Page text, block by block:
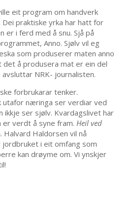
eit program om handverk
praktiske yrka har hatt for
er i ferd med å snu. Sjå på
Anno. Sjølv vil eg
som produserer maten anno
det å produsera mat er ein del
NRK- journalisten.
forbrukarar tenker.
utafor næringa ser verdiar ved
ikkje ser sjølv. Kvardagslivet har
er verdt å syne fram. Heil ved
Halvard Haldorsen vil nå
i eit omfang som
kan drøyme om. Vi ynskjer